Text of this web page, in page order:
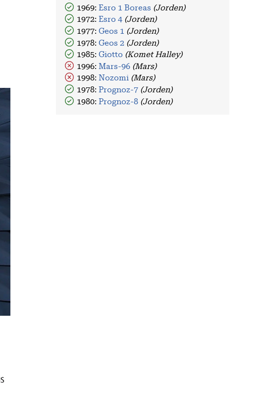
1969:Esro 1 Boreas (Jorden)
1972: Esro 4 (Jorden)
1977:Geos 1 (Jorden)
1978:Geos 2 (Jorden)
1985:Giotto (Komet Halley)
1996:Mars-96 (Mars)
1998: Nozomi (Mars)
1978:Prognoz-7 (Jorden)
1980:Prognoz-8 (Jorden)